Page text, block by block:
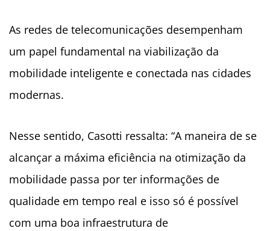
As redes de telecomunicações desempenham
um papel fundamental na viabilização da
mobilidade inteligente e conectada nas cidades
modernas.
Nesse sentido, Casotti ressalta: “A maneira de se
alcançar a máxima eficiência na otimização da
mobilidade passa por ter informações de
qualidade em tempo real e isso só é possível
com uma boa infraestrutura de